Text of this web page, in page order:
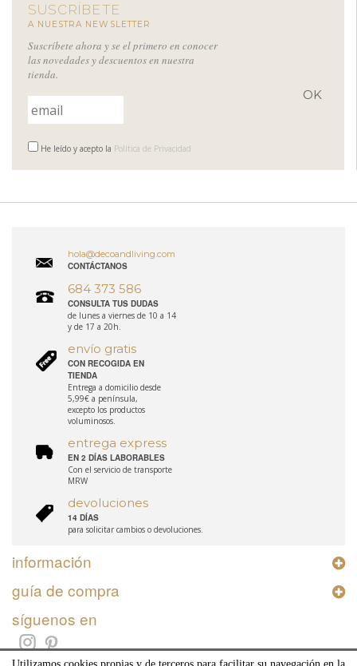
SUSCRÍBETE
A NUESTRA NEWSLETTER
Suscríbete ahora y se el primero en conocer
las novedades y descuentos en nuestra
tienda.
He leído y acepto la Política de Privacidad
hola@decoandliving.com
CONTÁCTANOS
684 373 586
CONSULTA TUS DUDAS
de lunes a viernes de 10 a 14
y de 17 a 20h.
envío gratis
CON RECOGIDA EN
TIENDA
Entrega a domicilio desde
5,99€ a península,
excepto los productos
voluminosos.
entrega express
EN 2 DÍAS LABORABLES
Con el servicio de transporte
MRW
devoluciones
14 DÍAS
para solicitar cambios o devoluciones.
información
guía de compra
síguenos en